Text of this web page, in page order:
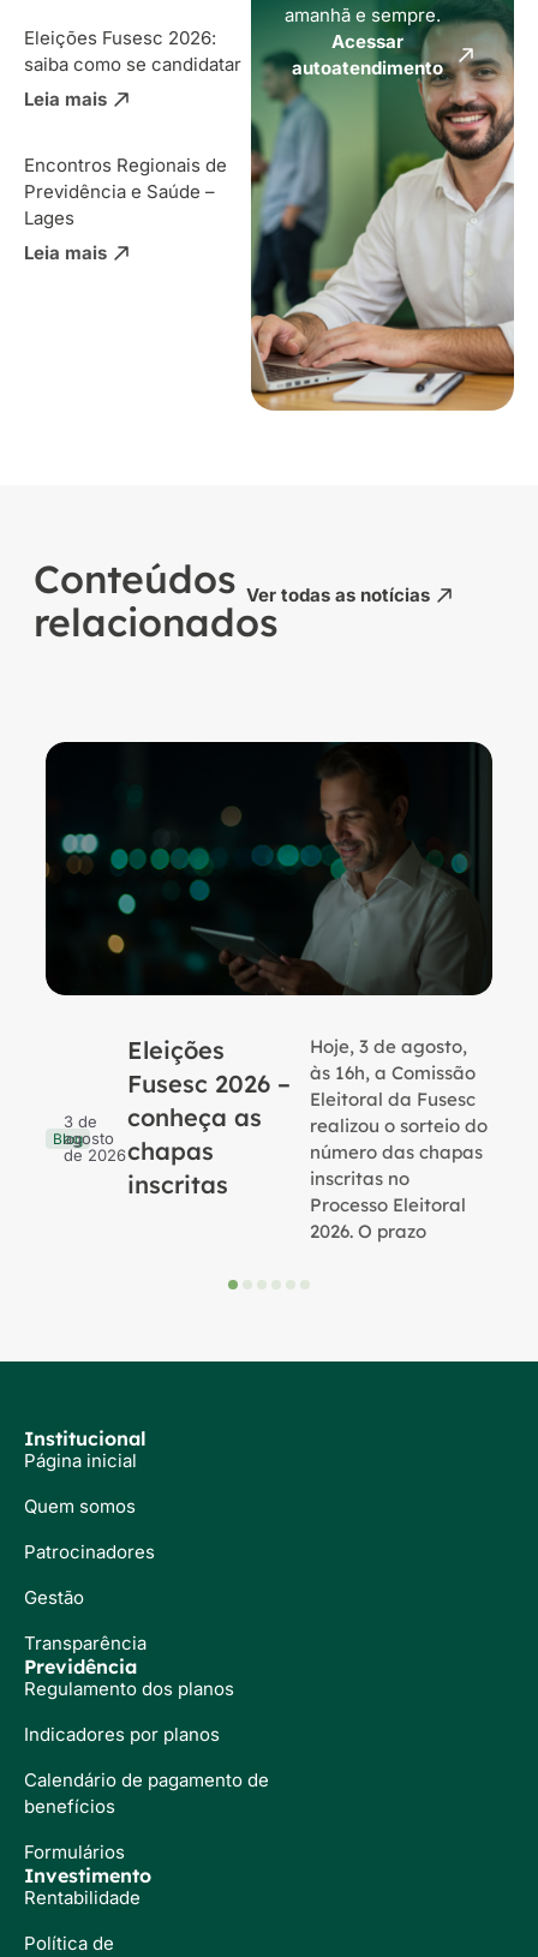
Eleições Fusesc 2026:
saiba como se candidatar
Leia mais
Encontros Regionais de
Previdência e Saúde –
Lages
Leia mais
amanhã e sempre.
Acessar
autoatendimento
Conteúdos
relacionados
Ver todas as notícias
Blog
3 de
agosto
de 2026
Eleições
Fusesc 2026 –
conheça as
chapas
inscritas
Hoje, 3 de agosto,
às 16h, a Comissão
Eleitoral da Fusesc
realizou o sorteio do
número das chapas
inscritas no
Processo Eleitoral
2026. O prazo
Institucional
Página inicial
Quem somos
Patrocinadores
Gestão
Transparência
Previdência
Regulamento dos planos
Indicadores por planos
Calendário de pagamento de
benefícios
Formulários
Investimento
Rentabilidade
Política de